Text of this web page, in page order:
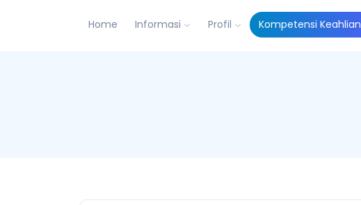
Home Informasi Profil Kompetensi Keahlian